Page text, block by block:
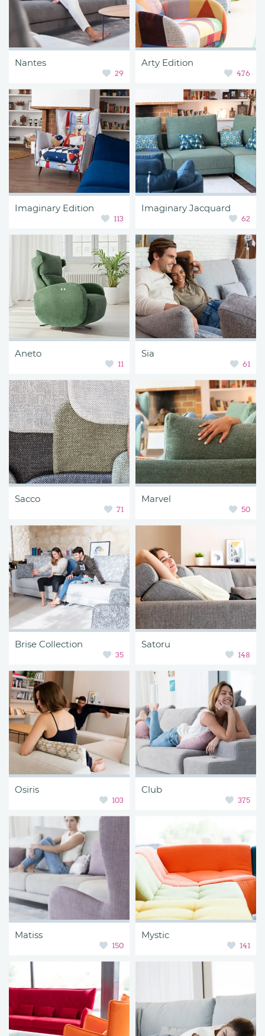
Nantes
29
Arty Edition
476
Imaginary Edition
113
Imaginary Jacquard
62
Aneto
11
Sia
61
Sacco
71
Marvel
50
Brise Collection
35
Satoru
148
Osiris
103
Club
375
Matiss
150
Mystic
141